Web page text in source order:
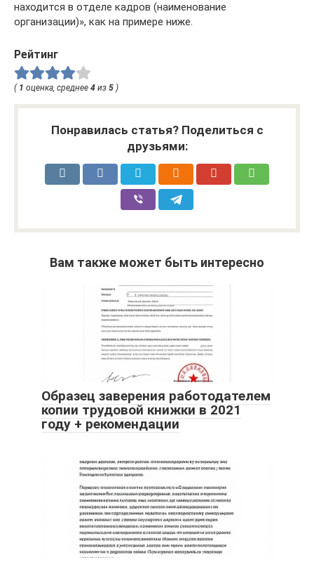
находится в отделе кадров (наименование
организации)», как на примере ниже.
Рейтинг
( 1 оценка, среднее 4 из 5 )
Понравилась статья? Поделиться с
друзьями:
Вам также может быть интересно
Образец заверения работодателем
копии трудовой книжки в 2021
году + рекомендации